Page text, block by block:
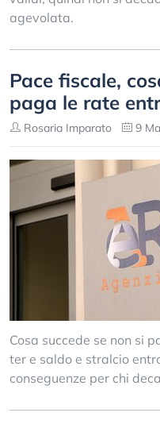
agevolata.
Pace fiscale,
paga le rate
Rosaria Imparato 9
Cosa succede se non si
ter e saldo e stralcio
conseguenze per chi